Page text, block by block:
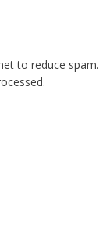
to reduce spam.